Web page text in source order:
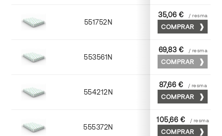
551752N 52 x 70
35,06 € / resma
COMPRAR
553561N 63 x 88
69,83 € / resma
COMPRAR
554212N 72 x 102
87,66 € / resma
COMPRAR
555372N 70 x 100
105,66 € / resma
COMPRAR